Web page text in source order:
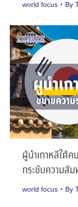
world focus By
ผู้นำเกาหลีใต้
กระชับความสั
world focus By